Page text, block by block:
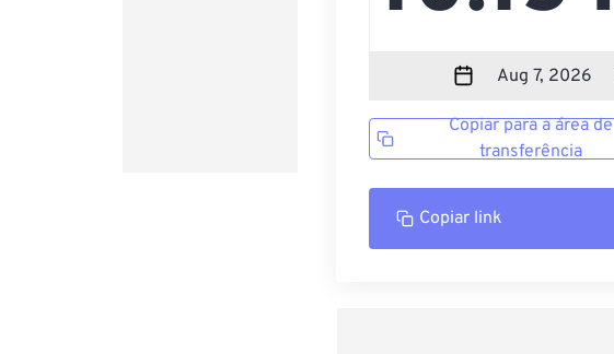
Copiar para a área de
transferência
Copiar link